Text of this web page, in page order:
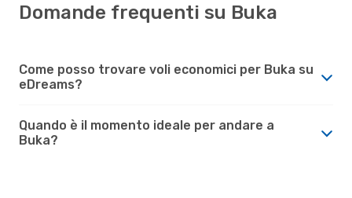
Domande frequenti su Buka
Come posso trovare voli economici per Buka su
eDreams?
Quando è il momento ideale per andare a
Buka?